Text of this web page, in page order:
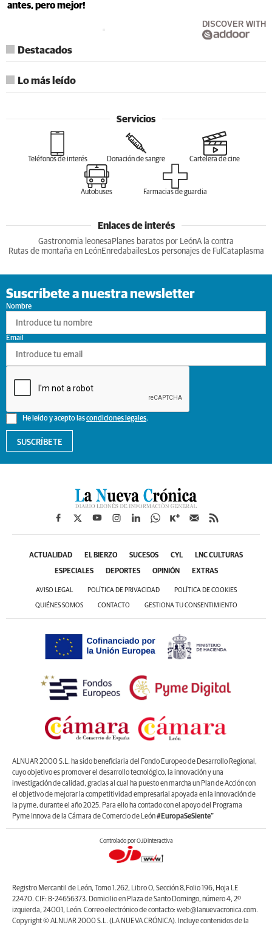
antes, pero mejor!
DISCOVER WITH
Destacados
Lo más leído
Servicios
Teléfonos de interés Donación de sangre Cartelera de cine
Autobuses Farmacias de guardia
Enlaces de interés
Gastronomia leonesa Planes baratos por LeónA la contra
Rutas de montaña en LeónEnredabailesLos personajes de Ful Cataplasma
Suscríbete a nuestra newsletter
Nombre
He leído y acepto lascondiciones legales.
Email
SUSCRÍBETE
ACTUALIDAD EL BIERZO SUCESOS CYL LNC CULTURAS
ESPECIALES DEPORTES OPINIÓN EXTRAS
AVISO LEGAL POLÍTICA DE PRIVACIDAD POLÍTICA DE COOKIES
QUIÉNES SOMOS CONTACTO GESTIONA TU CONSENTIMIENTO
ALNUAR 2000 S.L. ha sido beneficiaria del Fondo Europeo de Desarrollo Regional,
cuyo objetivo es promover el desarrollo tecnológico, la innovación y una
investigación de calidad, gracias al cual ha puesto en marcha un Plan de Acción con
el objetivo de mejorar la competitividad empresarial apoyada en la innovación de
la pyme, durante el año 2025. Para ello ha contado con el apoyo del Programa
Pyme Innova de la Cámara de Comercio de León#EuropaSeSiente”
Controlado por OJDinteractiva
Registro Mercantil de León, Tomo 1.262, Libro O, Sección 8,Folio 196, Hoja LE
22470. CIF: B-24656373. Domicilio en Plaza de Santo Domingo, número 4, 2º
izquierda, 24001, León. Correo electrónico de contacto: web@lanuevacronica.com.
Copyright © ALNUAR 2000 S.L. (LA NUEVA CRÓNICA). Incluye contenidos de la